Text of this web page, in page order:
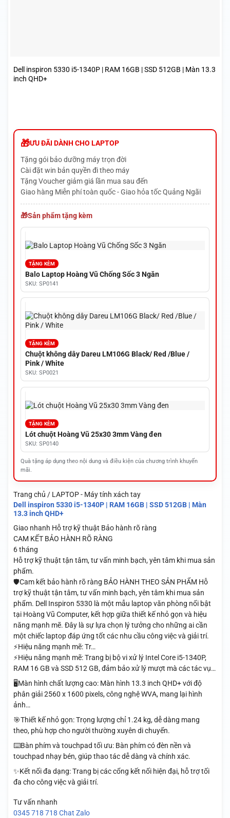
Dell inspiron 5330 i5-1340P | RAM 16GB | SSD 512GB | Màn 13.3
inch QHD+
ƯU ĐÃI DÀNH CHO LAPTOP
Tặng gói bảo dưỡng máy trọn đời
Cài đặt win bản quyền đi theo máy
Tặng Voucher giảm giá lần mua sau đến
Giao hàng Miễn phí toàn quốc - Giao hỏa tốc Quảng Ngãi
Sản phẩm tặng kèm
TẶNG KÈM
Balo Laptop Hoàng Vũ Chống Sốc 3 Ngăn
SKU: SP0141
TẶNG KÈM
Chuột không dây Dareu LM106G Black/ Red /Blue /
Pink / White
SKU: SP0021
TẶNG KÈM
Lót chuột Hoàng Vũ 25x30 3mm Vàng đen
SKU: SP0140
Quà tặng áp dụng theo nội dung và điều kiện của chương trình khuyến
mãi.
Trang chủ / LAPTOP - Máy tính xách tay
Dell inspiron 5330 i5-1340P | RAM 16GB | SSD 512GB | Màn
13.3 inch QHD+
Giao nhanh Hỗ trợ kỹ thuật Bảo hành rõ ràng
CAM KẾT BẢO HÀNH RÕ RÀNG
6 tháng
Hỗ trợ kỹ thuật tận tâm, tư vấn minh bạch, yên tâm khi mua sản
phẩm.
🛡️Cam kết bảo hành rõ ràng BẢO HÀNH THEO SẢN PHẨM Hỗ
trợ kỹ thuật tận tâm, tư vấn minh bạch, yên tâm khi mua sản
phẩm. Dell Inspiron 5330 là một mẫu laptop văn phòng nổi bật
tại Hoàng Vũ Computer, kết hợp giữa thiết kế nhỏ gọn và hiệu
năng mạnh mẽ. Đây là sự lựa chọn lý tưởng cho những ai cần
một chiếc laptop đáp ứng tốt các nhu cầu công việc và giải trí.
⚡Hiệu năng mạnh mẽ: Tr…
⚡Hiệu năng mạnh mẽ: Trang bị bộ vi xử lý Intel Core i5-1340P,
RAM 16 GB và SSD 512 GB, đảm bảo xử lý mượt mà các tác vụ…
🖥️Màn hình chất lượng cao: Màn hình 13.3 inch QHD+ với độ
phân giải 2560 x 1600 pixels, công nghệ WVA, mang lại hình
ảnh…
🎯Thiết kế nhỏ gọn: Trọng lượng chỉ 1.24 kg, dễ dàng mang
theo, phù hợp cho người thường xuyên di chuyển.
⌨️Bàn phím và touchpad tối ưu: Bàn phím có đèn nền và
touchpad nhạy bén, giúp thao tác dễ dàng và chính xác.
✨Kết nối đa dạng: Trang bị các cổng kết nối hiện đại, hỗ trợ tối
đa cho công việc và giải trí.
Tư vấn nhanh
0345 718 718 Chat Zalo